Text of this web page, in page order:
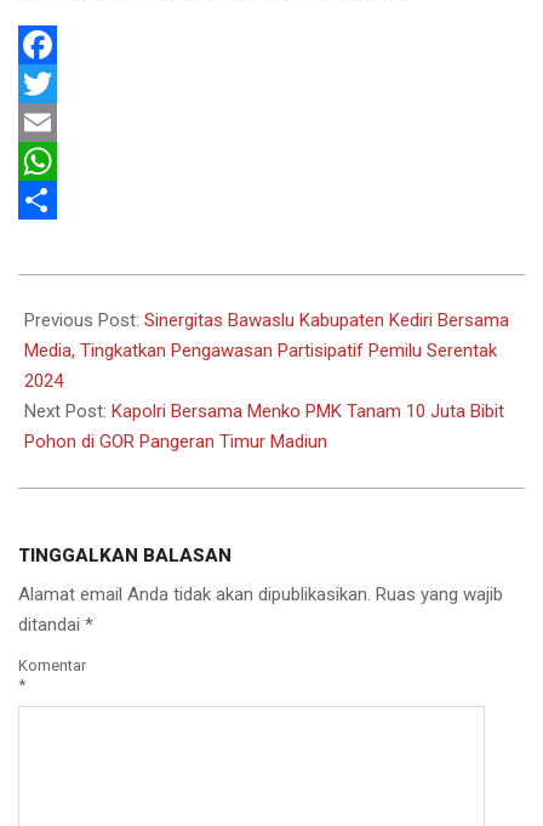
Facebook
Twitter
Email
WhatsApp
11-
16
Previous Post: Sinergitas Bawaslu Kabupaten Kediri Bersama
Media, Tingkatkan Pengawasan Partisipatif Pemilu Serentak
2024
Next Post: Kapolri Bersama Menko PMK Tanam 10 Juta Bibit
Pohon di GOR Pangeran Timur Madiun
TINGGALKAN BALASAN
Alamat email Anda tidak akan dipublikasikan. Ruas yang wajib
ditandai *
Komentar
*